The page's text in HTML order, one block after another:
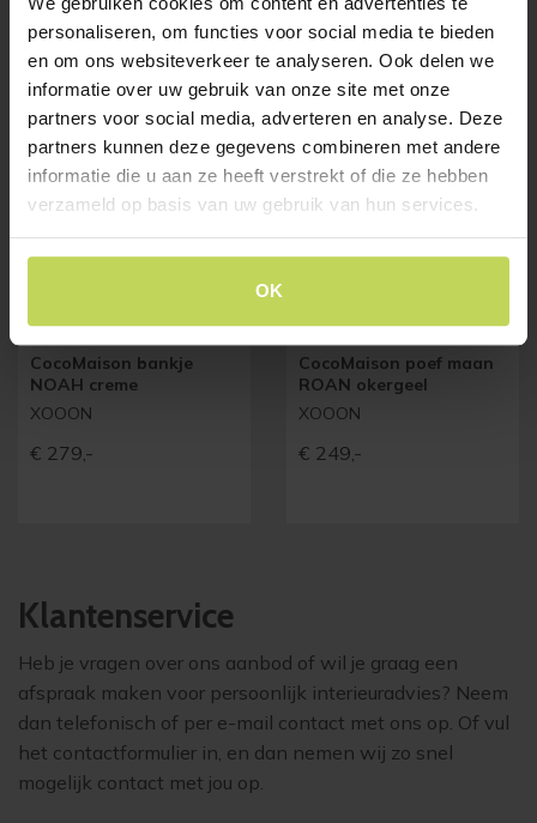
personaliseren, om functies voor social media te bieden
en om ons websiteverkeer te analyseren. Ook delen we
informatie over uw gebruik van onze site met onze
partners voor social media, adverteren en analyse. Deze
partners kunnen deze gegevens combineren met andere
informatie die u aan ze heeft verstrekt of die ze hebben
verzameld op basis van uw gebruik van hun services.
OK
BESTSELLERS
Klanten bekeken ook
CocoMaison bankje
NOAH creme
XOOON
€ 279,-
CocoMaison poef maan
ROAN okergeel
XOOON
€ 249,-
Klantenservice
Heb je vragen over ons aanbod of wil je graag een
afspraak maken voor persoonlijk interieuradvies? Neem
dan telefonisch of per e-mail contact met ons op. Of vul
het contactformulier in, en dan nemen wij zo snel
mogelijk contact met jou op.